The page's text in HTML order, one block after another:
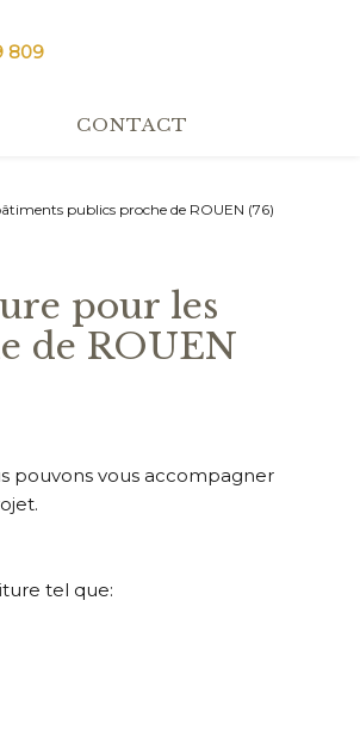
809
CONTACT
publics proche de ROUEN (76)
de ROUEN
pouvons vous accompagner
tel que: